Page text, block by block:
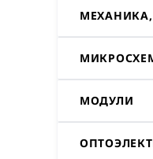
МОДУЛИ